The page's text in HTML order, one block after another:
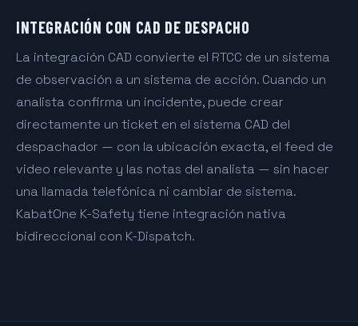
INTEGRACIÓN CON CAD DE DESPACHO
La integración CAD convierte el RTCC de un sistema
de observación a un sistema de acción. Cuando un
analista confirma un incidente, puede crear
directamente un ticket en el sistema CAD del
despachador — con la ubicación exacta, el feed de
video relevante y las notas del analista — sin hacer
una llamada telefónica ni cambiar de sistema.
KabatOne K-Safety tiene integración nativa
bidireccional con K-Dispatch.